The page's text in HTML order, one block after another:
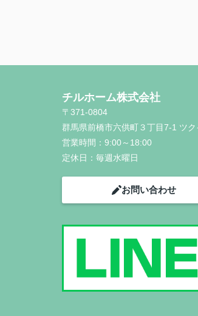
チルホーム株式会社
〒371-0804
群馬県前橋市六供町３丁目7-1 ツ
営業時間： 9:00～18:00
定休日： 毎週水曜日
お問い合わせ